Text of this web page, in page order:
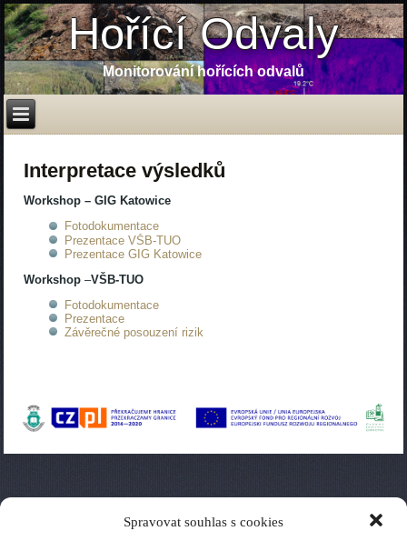
Spravovat souhlas s cookies
Hořící Odvaly
Monitorování hořících odvalů
Interpretace výsledků
Workshop – GIG Katowice
Fotodokumentace
Prezentace VŠB-TUO
Prezentace GIG Katowice
Workshop–VŠB-TUO
Fotodokumentace
Prezentace
Závěrečné posouzení rizik